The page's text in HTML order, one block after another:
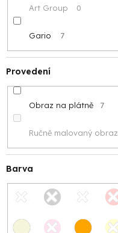
Art Group 0
Gario 7
Provedení
Obraz na plátně 7
Ručně malovaný obraz
Barva